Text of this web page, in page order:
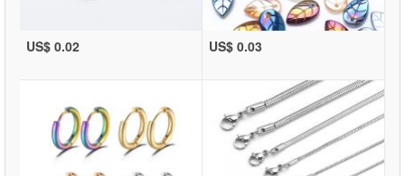
US$ 0.02 US$ 0.03